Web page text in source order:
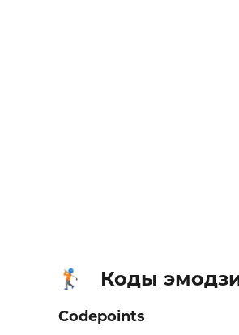
🏌🏼 Коды
Codepoints